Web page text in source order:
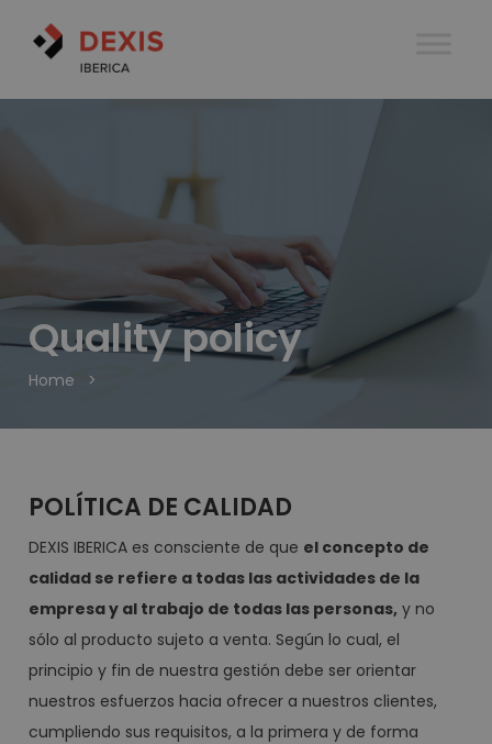
Quality policy
Home >
POLÍTICA DE CALIDAD
DEXIS IBERICA es consciente de que el concepto de
calidad se refiere a todas las actividades de la
empresa y al trabajo de todas las personas, y no
sólo al producto sujeto a venta. Según lo cual, el
principio y fin de nuestra gestión debe ser orientar
nuestros esfuerzos hacia ofrecer a nuestros clientes,
cumpliendo sus requisitos, a la primera y de forma